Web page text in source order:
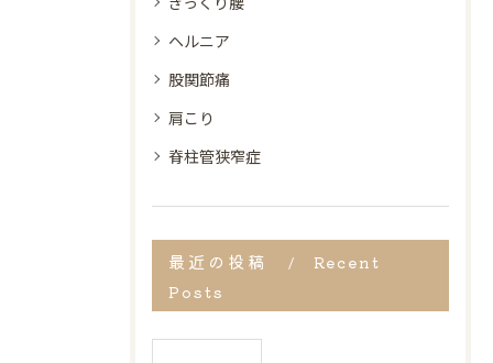
ヘルニア
股関節痛
肩こり
脊柱管狭窄症
最近の投稿
Recent
Posts